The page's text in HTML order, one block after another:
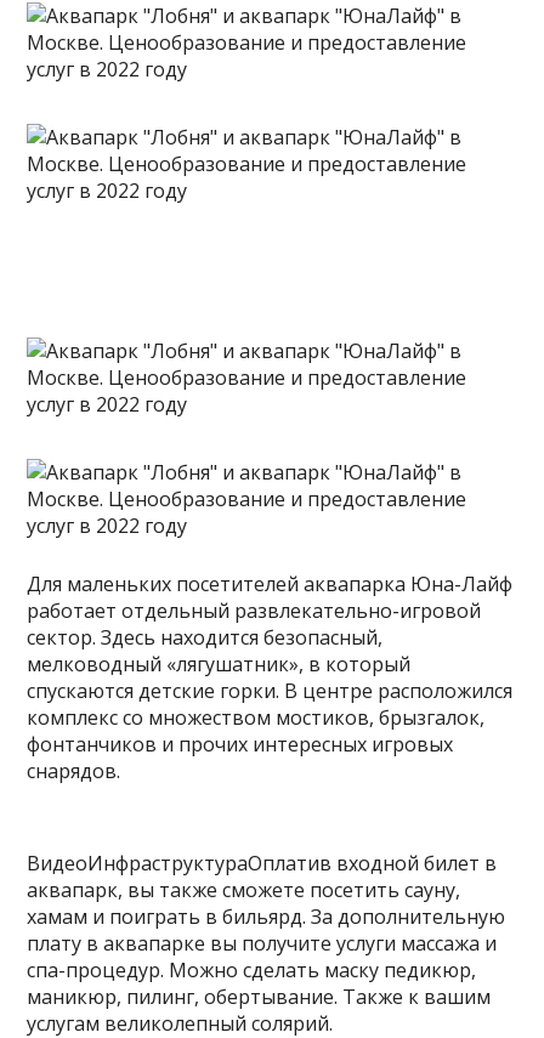
Для маленьких посетителей аквапарка Юна-Лайф
работает отдельный развлекательно-игровой
сектор. Здесь находится безопасный,
мелководный «лягушатник», в который
спускаются детские горки. В центре расположился
комплекс со множеством мостиков, брызгалок,
фонтанчиков и прочих интересных игровых
снарядов.
ВидеоИнфраструктураОплатив входной билет в
аквапарк, вы также сможете посетить сауну,
хамам и поиграть в бильярд. За дополнительную
плату в аквапарке вы получите услуги массажа и
спа-процедур. Можно сделать маску педикюр,
маникюр, пилинг, обертывание. Также к вашим
услугам великолепный солярий.